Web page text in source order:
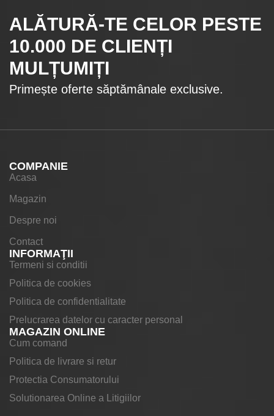
ALĂTURĂ-TE CELOR PESTE
10.000 DE CLIENȚI
MULȚUMIȚI
Primește oferte săptămânale exclusive.
COMPANIE
Acasa
Magazin
Despre noi
Contact
INFORMAŢII
Termeni si conditii
Politica de cookies
Politica de confidentialitate
Prelucrarea datelor cu caracter personal
MAGAZIN ONLINE
Cum comand
Politica de livrare si retur
Protectia Consumatorului
Solutionarea Online a Litigiilor